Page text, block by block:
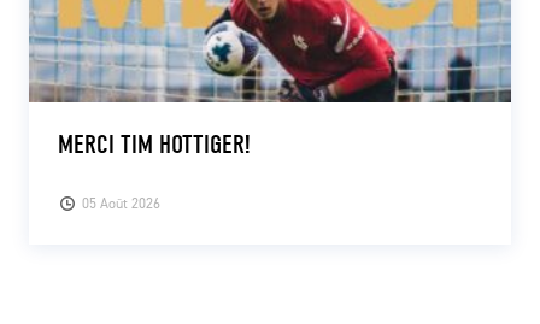
05 Août 2026
MERCI TIM HOTTIGER!